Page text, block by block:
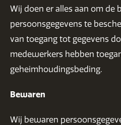
Wij doen er alles aan om de
persoonsgegevens te
van toegang tot gegevens
medewerkers hebben
geheimhoudingsbeding.
Bewaren
Wij bewaren